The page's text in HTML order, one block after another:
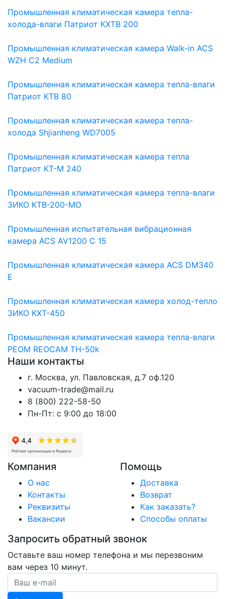
Промышленная климатическая камера тепла-
холода-влаги Патриот КХТВ 200
Промышленная климатическая камера Walk-in ACS
WZH C2 Medium
Промышленная климатическая камера тепла-влаги
Патриот КТВ 80
Промышленная климатическая камера тепла-
холода Shjianheng WD7005
Промышленная климатическая камера тепла
Патриот КТ-М 240
Промышленная климатическая камера тепла-влаги
ЗИКО КТВ-200-МО
Промышленная испытательная вибрационная
камера ACS AV1200 C 15
Промышленная климатическая камера ACS DM340
E
Промышленная климатическая камера холод-тепло
ЗИКО КХТ-450
Промышленная климатическая камера тепла-влаги
РЕОМ REOCAM TH-50k
Наши контакты
г. Москва, ул. Павловская, д.7 оф.120
vacuum-trade@mail.ru
8 (800) 222-58-50
Пн-Пт: с 9:00 до 18:00
Компания
О нас
Контакты
Реквизиты
Вакансии
Помощь
Доставка
Возврат
Как заказать?
Способы оплаты
Запросить обратный звонок
Оставьте ваш номер телефона и мы перезвоним
вам через 10 минут.
Ваш номер телефона